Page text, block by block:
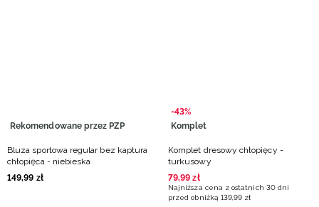
Rekomendowane przez PZP
Bluza sportowa regular bez kaptura
chłopięca - niebieska
149,99 zł
-43%
Komplet
Komplet dresowy chłopięcy -
turkusowy
79,99 zł
Najniższa cena z ostatnich 30 dni
przed obniżką 139,99 zł